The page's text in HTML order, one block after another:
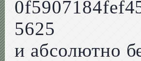
и абсолютно